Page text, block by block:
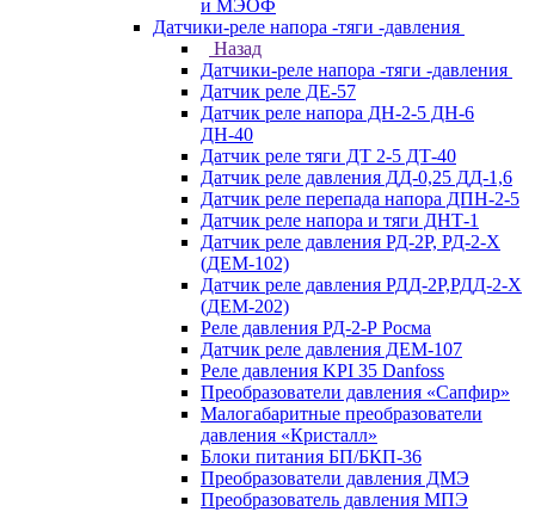
и МЭОФ
Датчики-реле напора -тяги -давления
Назад
Датчики-реле напора -тяги -давления
Датчик реле ДЕ-57
Датчик реле напора ДН-2-5 ДН-6
ДН-40
Датчик реле тяги ДТ 2-5 ДТ-40
Датчик реле давления ДД-0,25 ДД-1,6
Датчик реле перепада напора ДПН-2-5
Датчик реле напора и тяги ДНТ-1
Датчик реле давления РД-2Р, РД-2-Х
(ДЕМ-102)
Датчик реле давления РДД-2Р,РДД-2-Х
(ДЕМ-202)
Реле давления РД-2-Р Росма
Датчик реле давления ДЕМ-107
Реле давления KPI 35 Danfoss
Преобразователи давления «Сапфир»
Малогабаритные преобразователи
давления «Кристалл»
Блоки питания БП/БКП-36
Преобразователи давления ДМЭ
Преобразователь давления МПЭ